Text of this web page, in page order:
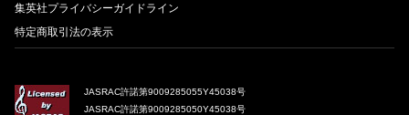
集英社プライバシーガイドライン
特定商取引法の表示
JASRAC許諾第9009285055Y45038号
JASRAC許諾第9009285050Y45038号